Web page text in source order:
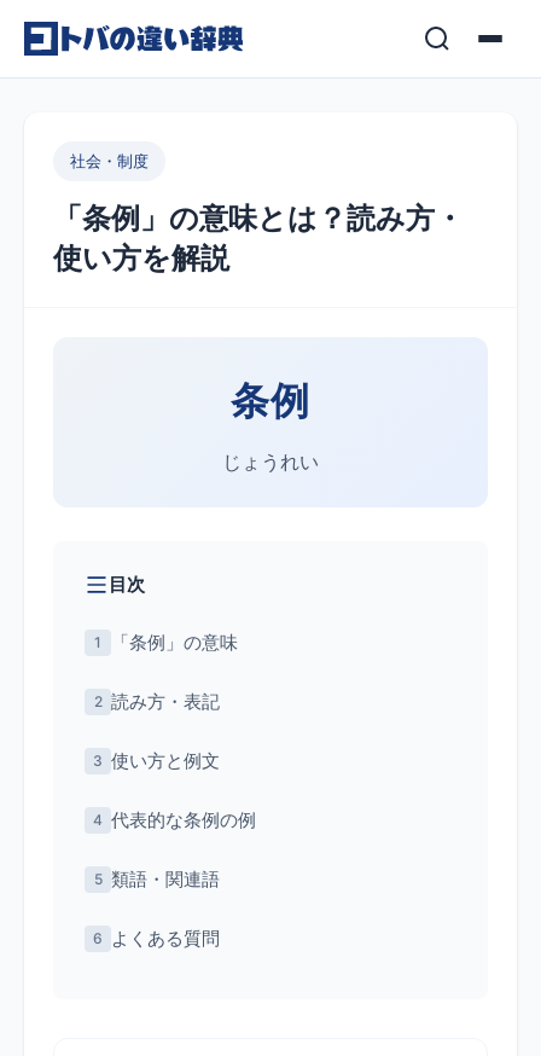
コンテンツへスキップ
社会・制度
「条例」の意味とは？読み方・
使い方を解説
条例
じょうれい
目次
「条例」の意味
読み方・表記
使い方と例文
代表的な条例の例
類語・関連語
よくある質問